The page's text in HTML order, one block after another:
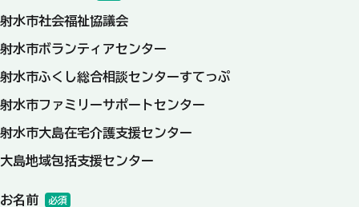
射水市社会福祉協議会
射水市ボランティアセンター
射水市ふくし総合相談センターすてっぷ
射水市ファミリーサポートセンター
射水市大島在宅介護支援センター
大島地域包括支援センター
お名前 必須